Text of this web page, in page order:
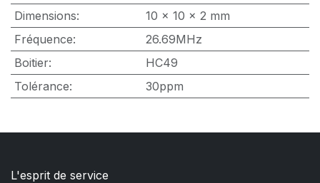
Dimensions:
10 x 10 x 2 mm
Fréquence:
26.69MHz
Boitier:
HC49
Tolérance: 30ppm
L'esprit de service